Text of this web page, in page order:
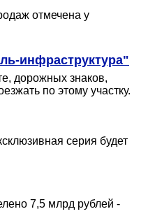
отмечена у
инфраструктура"
дорожных знаков,
по этому участку.
серия будет
7,5 млрд рублей -